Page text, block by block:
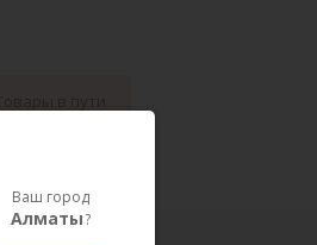
Ваш город
Алматы?